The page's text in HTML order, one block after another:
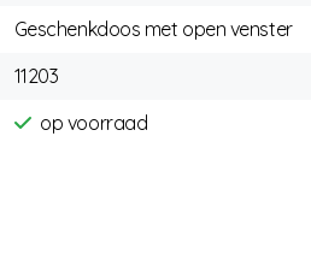
Geschenkdoos met open venster
11203
op voorraad